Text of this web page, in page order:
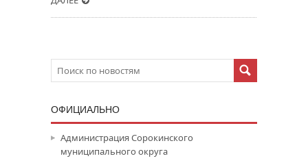
ОФИЦИАЛЬНО
Администрация Сорокинского
муниципального округа